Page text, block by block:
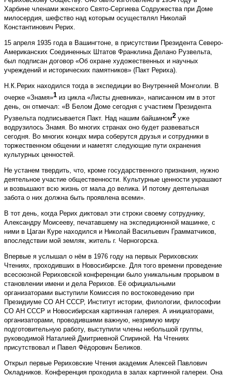
Харбине членами женского Свято-Сергиева Содружества при Доме
милосердия, шефство над которым осуществлял Николай
Константинович Рерих.
15 апреля 1935 года в Вашингтоне, в присутствии Президента Северо-
Американских Соединенных Штатов Франклина Делано Рузвельта,
был подписан договор «Об охране художественных и научных
учреждений и исторических памятников» (Пакт Рериха).
Н.К.Рерих находился тогда в экспедиции во Внутренней Монголии. В
очерке «Знамя»1 из цикла «Листы дневника», написанном им в этот
день, он отмечал: «В Белом Доме сегодня с участием Президента
Рузвельта подписывается Пакт. Над нашим байшином2 уже
водрузилось Знамя. Во многих странах оно будет развеваться
сегодня. Во многих концах мира соберутся друзья и сотрудники в
торжественном общении и наметят следующие пути охранения
культурных ценностей.
Не устанем твердить, что, кроме государственного признания, нужно
деятельное участие общественно­сти. Культурные ценности украшают
и возвышают всю жизнь от мала до велика. И потому деятельная
забота о них должна быть проявлена всеми».
В тот день, когда Рерих диктовал эти строки своему сотруднику,
Александру Моисееву, печатавшему на экспедиционной машинке, с
ними в Цаган Куре находился и Николай Васильевич Грамматчиков,
впо­следствии мой земляк, житель г. Черногорска.
Впервые я услышал о нём в 1976 году на первых Рериховских
Чтениях, проходивших в Новосибир­ске. Для того времени проведение
всесоюзной Рериховской конференции было уникальным прорывом в
становлении имени и дела Рерихов. Её официальными
организаторами выступили Комиссия по востоковедению при
Президиуме СО АН СССР, Институт истории, филологии, философии
СО АН СССР и Новосибирская картинная галерея. А инициаторами,
организаторами, проводившими важную, незримую миру
подготовительную работу, выступили члены небольшой группы,
руководимой Наталией Дмитриевной Спириной. На Чтениях
присутствовал и Павел Фёдорович Беликов.
Открыл первые Рериховские Чтения академик Алексей Павлович
Окладников. Конференция проходила в залах картинной галереи. Она